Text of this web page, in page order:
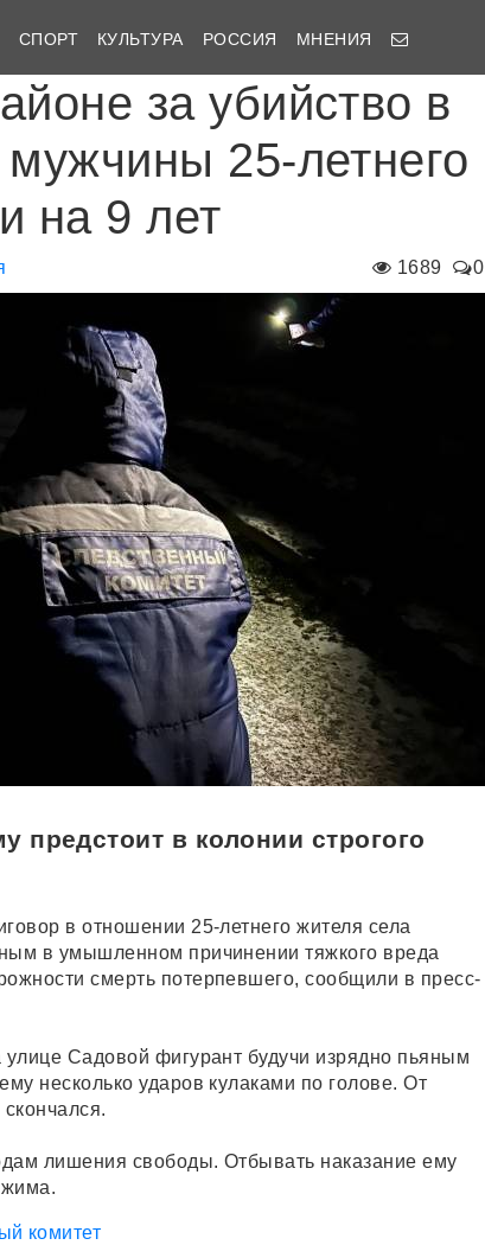
СПОРТ КУЛЬТУРА РОССИЯ МНЕНИЯ
за убийство в
25-летнего
на 9 лет
1689 0
предстоит в колонии строгого
в отношении 25-летнего жителя села
в умышленном причинении тяжкого вреда
смерть потерпевшего, сообщили в пресс-
Садовой фигурант будучи изрядно пьяным
несколько ударов кулаками по голове. От
лишения свободы. Отбывать наказание ему
комитет